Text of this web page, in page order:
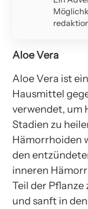
Aloe Vera
Aloe Vera ist
Hausmittel
verwendet, um
Stadien zu
Hämorrhoiden
den
inneren
Teil der
und sanft in